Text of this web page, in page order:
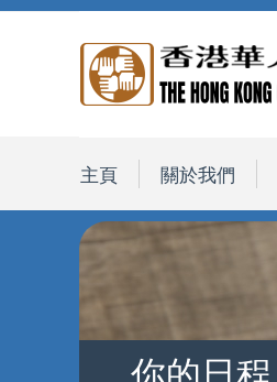
主頁 關於我們